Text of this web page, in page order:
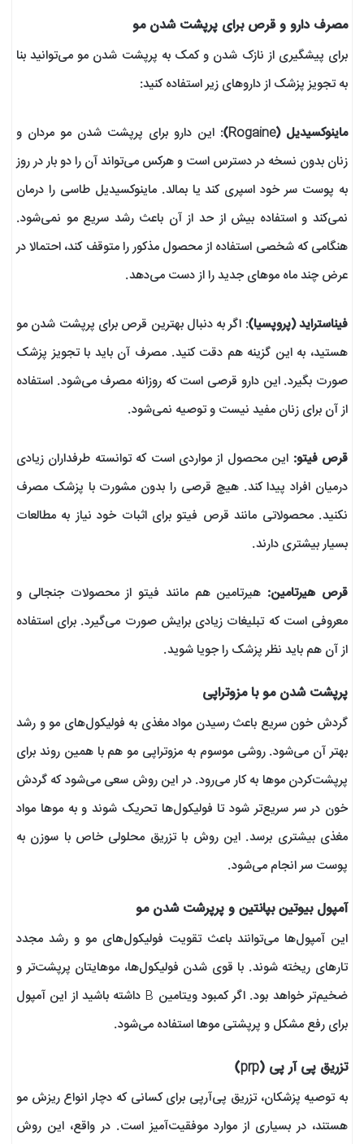
مصرف دارو و قرص برای پرپشت شدن مو
برای پیشگیری از نازک‌ شدن و کمک به پرپشت شدن مو می‌توانید بنا
به تجویز پزشک از داروهای زیر استفاده کنید:
ماینوکسیدیل (Rogaine)
: این دارو برای پرپشت شدن مو مردان و
زنان بدون نسخه در دسترس است و هرکس می‌تواند آن را دو بار در روز
به پوست سر خود اسپری کند یا بمالد. ماینوکسیدیل طاسی را درمان
نمی‌کند و استفاده بیش از حد از آن باعث رشد سریع مو نمی‌شود.
هنگامی که شخصی استفاده از محصول مذکور را متوقف کند، احتمالا در
عرض چند ماه موهای جدید را از دست می‌دهد.
فیناستراید (پروپسیا): اگر به دنبال بهترین قرص برای پرپشت شدن مو
هستید، به این گزینه هم دقت کنید. مصرف آن باید با تجویز پزشک
صورت بگیرد. این دارو قرصی است که روزانه مصرف می‌شود. استفاده
از آن برای زنان مفید نیست و توصیه نمی‌شود.
قرص فیتو: این محصول از مواردی است که توانسته طرفداران زیادی
درمیان افراد پیدا کند. هیچ قرصی را بدون مشورت با پزشک مصرف
نکنید. محصولاتی مانند قرص فیتو برای اثبات خود نیاز به مطالعات
بسیار بیشتری دارند.
قرص هیرتامین: هیرتامین هم مانند فیتو از محصولات جنجالی و
معروفی است که تبلیغات زیادی برایش صورت می‌گیرد. برای استفاده
از آن هم باید نظر پزشک را جویا شوید.
پرپشت شدن مو با مزوتراپی
گردش خون سریع باعث رسیدن مواد مغذی به فولیکول‌های مو و رشد
بهتر آن می‌شود. روشی موسوم به مزوتراپی مو هم با همین روند برای
پرپشت‌کردن موها به کار می‌رود. در این روش سعی می‌شود که گردش
خون در سر سریع‌تر شود تا فولیکول‌ها تحریک شوند و به موها مواد
مغذی بیشتری برسد. این روش با تزریق محلولی خاص با سوزن به
پوست سر انجام می‌شود.
آمپول بیوتین بپانتین و پرپرشت شدن مو
این آمپول‌ها می‌توانند باعث تقویت فولیکول‌های مو و رشد مجدد
تارهای ریخته‌ شوند. با قوی‌ شدن فولیکول‌ها، موهایتان پرپشت‌تر و
ضخیم‌تر خواهد بود. اگر کمبود ویتامین B داشته باشید از این آمپول
برای رفع مشکل و پرپشتی موها استفاده می‌شود.
تزریق پی‌ آر پی (prp)
به توصیه پزشکان، تزریق پی‌آرپی برای کسانی که دچار انواع ریزش مو
هستند، در بسیاری از موارد موفقیت‌آمیز است. در واقع، این روش